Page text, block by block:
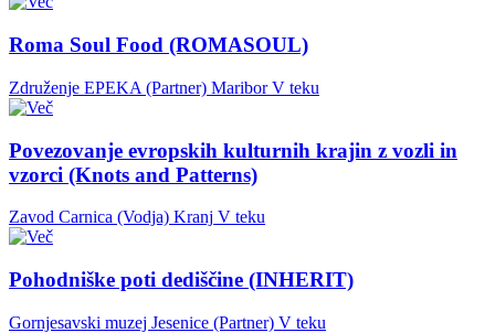
Roma Soul Food (ROMASOUL)
Združenje EPEKA (Partner) Maribor V teku
Povezovanje evropskih kulturnih krajin z vozli in
vzorci (Knots and Patterns)
Zavod Carnica (Vodja) Kranj V teku
Pohodniške poti dediščine (INHERIT)
Gornjesavski muzej Jesenice (Partner) V teku